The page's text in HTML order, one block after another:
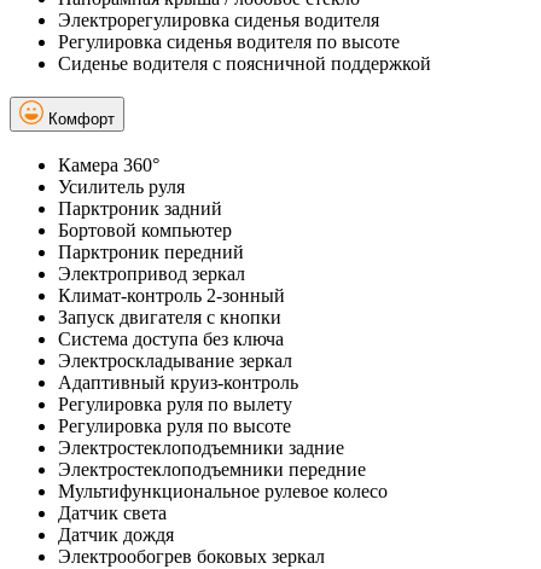
Электрорегулировка сиденья водителя
Регулировка сиденья водителя по высоте
Сиденье водителя с поясничной поддержкой
Комфорт
Камера 360°
Усилитель руля
Парктроник задний
Бортовой компьютер
Парктроник передний
Электропривод зеркал
Климат-контроль 2-зонный
Запуск двигателя с кнопки
Система доступа без ключа
Электроскладывание зеркал
Адаптивный круиз-контроль
Регулировка руля по вылету
Регулировка руля по высоте
Электростеклоподъемники задние
Электростеклоподъемники передние
Мультифункциональное рулевое колесо
Датчик света
Датчик дождя
Электрообогрев боковых зеркал